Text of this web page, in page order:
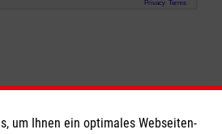
um Ihnen ein optimales Webseiten-